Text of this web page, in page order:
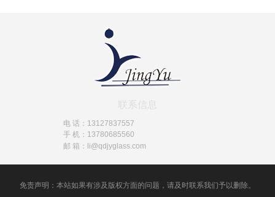
联系信息
电 话：13127837557
手 机：13780685560
邮 箱：li@qdjyglass.com
免责声明：本站如果有涉及版权方面的问题，请及时联系我们予以删除。